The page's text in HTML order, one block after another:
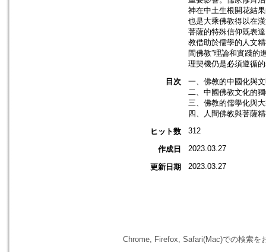
神在中土生根開花結
也是大乘佛教得以在
菩薩的特殊信仰既表
教借助於儒學的人文
間佛教”理論和實踐的
理契機仍是必須遵循
目次
一、佛教的中國化與
二、中國佛教文化的
三、佛教的儒學化與
四、人間佛教與菩薩
ヒット数
312
作成日 2023.03.27
更新日期 2023.03.27
Chrome, Firefox, Safari(Mac)での検索を